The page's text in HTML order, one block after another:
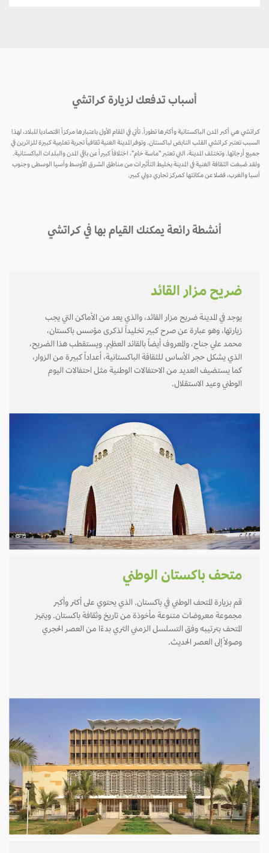
أسباب تدفعك لزيارة كراتشي
كراتشي هي أكبر المدن الباكستانية وأكثرها تطوراً. تأتي في المقام الأول باعتبارها مركزاً اقتصاديا للبلاد، لهذا
السبب تعتبر كراتشي القلب النابض لباكستان. وتوفرالمدينة الغنية ثقافياً تجربة تعليمية كبيرة للزائرين في
جميع أرجائها. وتختلف المدينة، التي تعتبر "ماسة خام"، اختلافاً كبيراً عن باقي المدن والبلدات الباكستانية.
ولقد صُبغت الثقافة الغنية في المدينة بخليط التأثيرات من مناطق الشرق الأوسط وآسيا الوسطى وجنوب
آسيا والغرب، فضلا عن مكانتها كمركز تجاري دولي كبير.
أنشطة رائعة يمكنك القيام بها في كراتشي
ضريح مزار القائد
يوجد في المدينة ضريح مزار القائد، والذي يعد من الأماكن التي يجب
زيارتها، وهو عبارة عن صرح كبير تخليداً لذكرى مؤسس باكستان،
محمد علي جناح، والمعروف أيضاً بالقائد العظيم. ويستقطب هذا الضريح،
الذي يشكل حجر الأساس للثقافة الباكستانية، أعداداً كبيرة من الزوار،
كما يستضيف العديد من الاحتفالات الوطنية مثل احتفالات اليوم
الوطني وعيد الاستقلال.
متحف باكستان الوطني
قم بزيارة المتحف الوطني في باكستان. الذي يحتوي على أكثر وأكبر
مجموعة معروضات متنوعة مأخوذة من تاريخ وثقافة باكستان. ويتميز
المتحف بترتيبه وفق التسلسل الزمني الثري بدءًا من العصر الحجري
وصولاً إلى العصر الحديث.